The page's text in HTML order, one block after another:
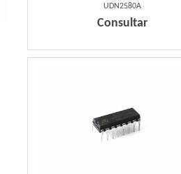
UDN2580A
Consultar